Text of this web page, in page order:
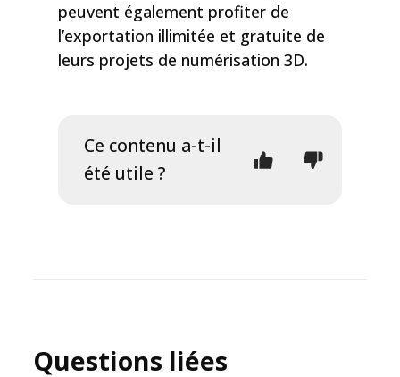
peuvent également profiter de
l’exportation illimitée et gratuite de
leurs projets de numérisation 3D.
Ce contenu a-t-il
été utile ?
Questions liées